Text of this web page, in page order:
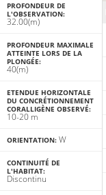
PROFONDEUR DE
L'OBSERVATION:
32.00(m)
PROFONDEUR MAXIMALE
ATTEINTE LORS DE LA
PLONGÉE:
40(m)
ETENDUE HORIZONTALE
DU CONCRÉTIONNEMENT
CORALLIGÈNE OBSERVÉ:
10-20 m
ORIENTATION: W
CONTINUITÉ DE
L'HABITAT:
Discontinu